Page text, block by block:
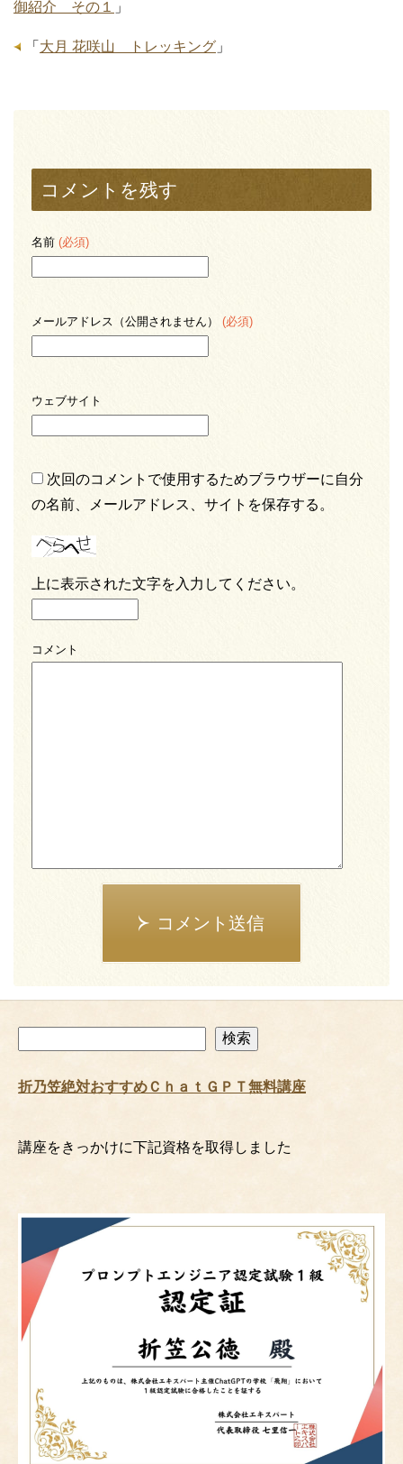
御紹介 その１
」
「 大月 花咲山 トレッキング 」
コメントを残す
名前 (必須)
メールアドレス（公開されません） (必須)
ウェブサイト
次回のコメントで使用するためブラウザーに自分
の名前、メールアドレス、サイトを保存する。
上に表示された文字を入力してください。
コメント
コメント送信
索
検索
折乃笠絶対おすすめＣｈａｔＧＰＴ無料講座
講座をきっかけに下記資格を取得しました